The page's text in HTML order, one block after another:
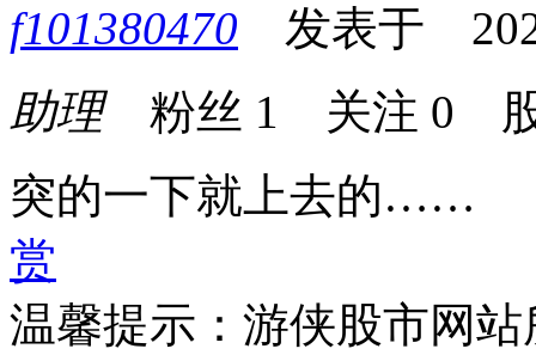
f101380470 发表于
助理粉丝 1 关注 0
突的一下就上去的……
赏
温馨提示：游侠股市网